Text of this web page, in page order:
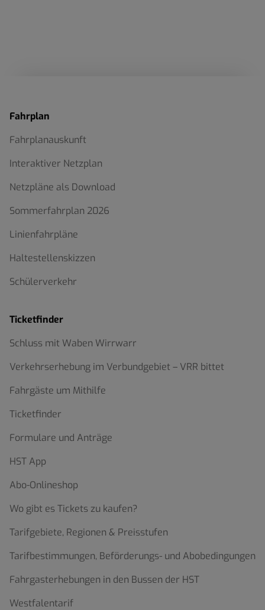
Fahrplan
Fahrplanauskunft
Interaktiver Netzplan
Netzpläne als Download
Sommerfahrplan 2026
Linienfahrpläne
Haltestellenskizzen
Schülerverkehr
Ticketfinder
Schluss mit Waben Wirrwarr
Verkehrserhebung im Verbundgebiet – VRR bittet
Fahrgäste um Mithilfe
Ticketfinder
Formulare und Anträge
HST App
Abo-Onlineshop
Wo gibt es Tickets zu kaufen?
Tarifgebiete, Regionen & Preisstufen
Tarifbestimmungen, Beförderungs- und Abobedingungen
Fahrgasterhebungen in den Bussen der HST
Westfalentarif